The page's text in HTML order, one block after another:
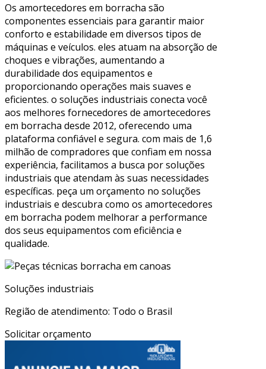
Os amortecedores em borracha são
componentes essenciais para garantir maior
conforto e estabilidade em diversos tipos de
máquinas e veículos. eles atuam na absorção de
choques e vibrações, aumentando a
durabilidade dos equipamentos e
proporcionando operações mais suaves e
eficientes. o soluções industriais conecta você
aos melhores fornecedores de amortecedores
em borracha desde 2012, oferecendo uma
plataforma confiável e segura. com mais de 1,6
milhão de compradores que confiam em nossa
experiência, facilitamos a busca por soluções
industriais que atendam às suas necessidades
específicas. peça um orçamento no soluções
industriais e descubra como os amortecedores
em borracha podem melhorar a performance
dos seus equipamentos com eficiência e
qualidade.
Soluções industriais
Região de atendimento: Todo o Brasil
Solicitar orçamento